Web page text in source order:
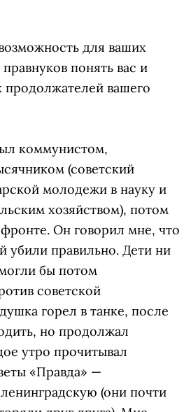
для ваших
понять вас и
продолжателей вашего
коммунистом,
(советский
молодежи в науку и
хозяйством), потом
Он говорил мне, что
убили правильно. Дети ни
бы потом
советской
горел в танке, после
но продолжал
утро прочитывал
«Правда» —
(они почти